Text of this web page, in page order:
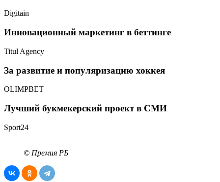
Digitain
Инновационный маркетинг в беттинге
Titul Agency
За развитие и популяризацию хоккея
OLIMPBET
Лучший букмекерский проект в СМИ
Sport24
© Премия РБ